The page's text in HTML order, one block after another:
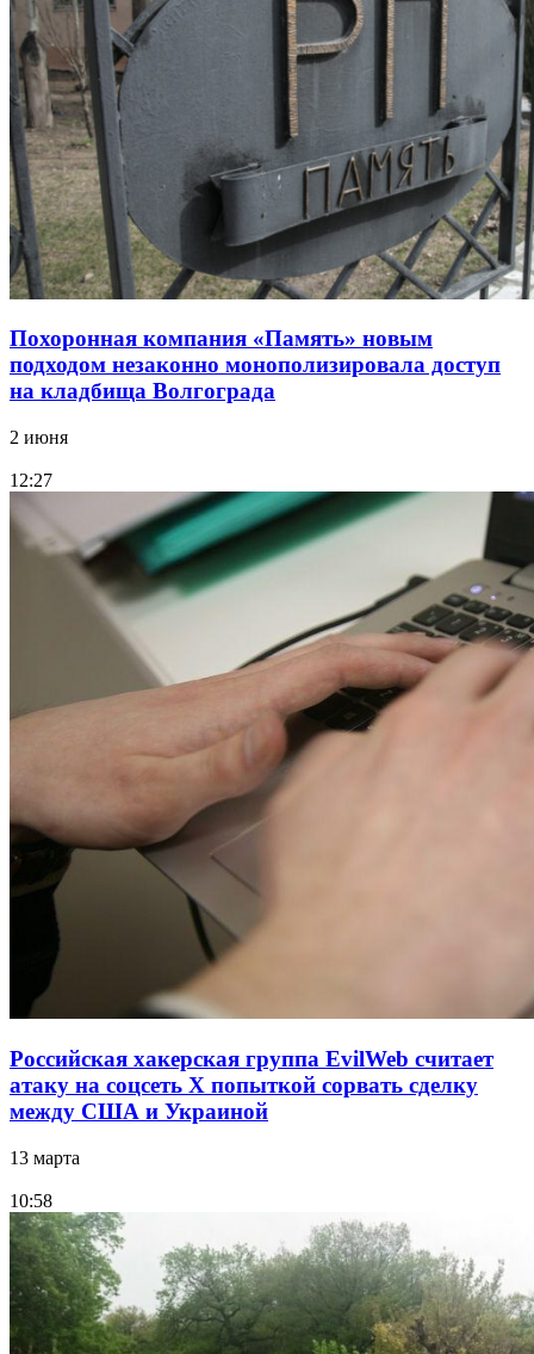
Похоронная компания «Память» новым
подходом незаконно монополизировала доступ
на кладбища Волгограда
2 июня
12:27
Российская хакерская группа EvilWeb считает
атаку на соцсеть Х попыткой сорвать сделку
между США и Украиной
13 марта
10:58